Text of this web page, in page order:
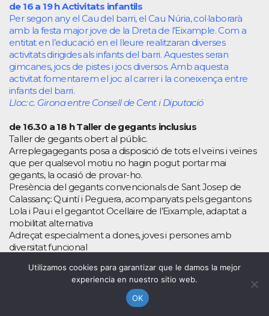
de 16 a 19 h Activitats infantils
Per segon any el Cau del barri, el Cau Núria, col·laborarà
amb la festa major jove de la Dreta de l’Eixample. Com a
entitat en l’educació en el lleure realitzaran diverses
activitats dirigides als infants del barri. Aquestes seran
gimcanes, jocs de pistes i jocs diversos. Amb aquesta
activitat fomentarem el joc al carrer i la coneixença entre
infants del barri.
Lloc: c. Girona entre Consell de Cent i Diputació
de 16.30 a 18 h Taller de gegants inclusius
Taller de gegants obert al públic.
Arreplegagegants posa a disposició de tots el veïns i veïnes
que per qualsevol motiu no hagin pogut portar mai
gegants, la ocasió de provar-ho.
Presència del gegants convencionals de Sant Josep de
Calassanç: Quintí i Peguera, acompanyats pels gegantons
Lola i Pau i el gegantot Ocellaire de l’Eixample, adaptat a
mobilitat alternativa
Adreçat especialment a dones, joves i persones amb
diversitat funcional
c. Ausiàs Marc, 37, on hi passaran la nit…
Lloc: c. Girona entre Consell de Cent i Diputació
de 17 a 17.30 h Teatre The Green Monkey
Utilizamos cookies para garantizar que le damos la mejor
experiencia en nuestro sitio web.
OK